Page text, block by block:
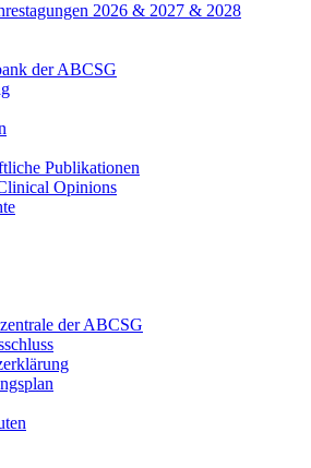
2026 & 2027 & 2028
der ABCSG
Publikationen
Opinions
der ABCSG